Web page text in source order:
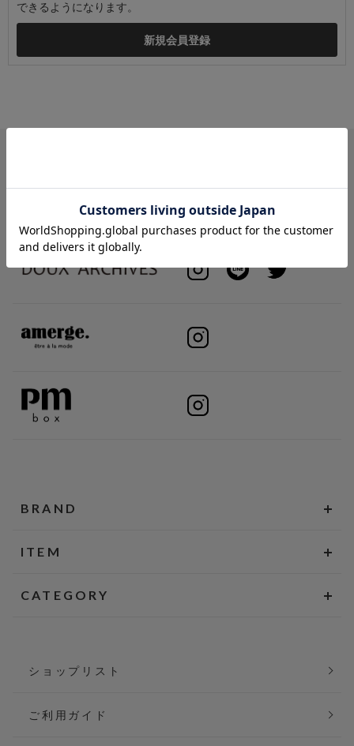
できるようになります。
BRAND
ITEM
CATEGORY
ショップリスト
ご利用ガイド